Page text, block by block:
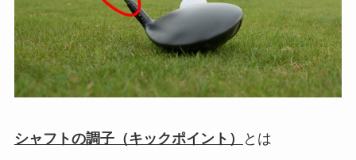
シャフトの調子（キックポイント） とは